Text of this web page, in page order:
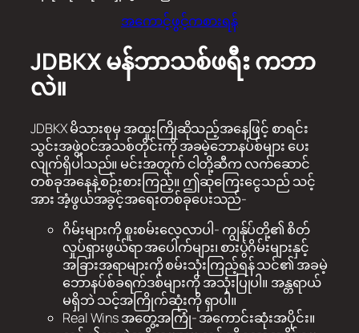
အကောင့်ဖွင့်ကစားရန်
JDBKX မန်ဘာသစ်ဖရီး ကဘာ
လဲ။
JDBKX မိသားစုမှ အထူးကြိုဆိုသည့်အနေဖြင့် စာရင်း
သွင်းအဖွဲ့ဝင်အသစ်တိုင်းကို အခမဲ့ဘောနပ်စ်များ ပေး
လျက်ရှိပါသည်။ မင်းအတွက် ငါတို့ဆီက လက်ဆောင်
တစ်ခုအနေနဲ့ စဉ်းစားကြည့်။ ဤဆုကြေးငွေသည် သင့်
အား အံ့ဖွယ်အခွင့်အရေးတစ်ခုပေးသည်-
ဂိမ်းများကို စူးစမ်းလေ့လာပါ- ကျွန်ုပ်တို့၏ စိတ်
လှုပ်ရှားဖွယ်ရာ အပေါက်များ၊ စားပွဲဂိမ်းများနှင့်
အခြားအရာများကို စမ်းသုံးကြည့်ရန် သင်၏ အခမဲ့
ဘောနပ်စ်ခရက်ဒစ်များကို အသုံးပြုပါ။ အန္တရာယ်
မရှိဘဲ သင့်အကြိုက်ဆုံးကို ရှာပါ။
Real Wins အတွေ့အကြုံ- အကောင်းဆုံးအပိုင်း။